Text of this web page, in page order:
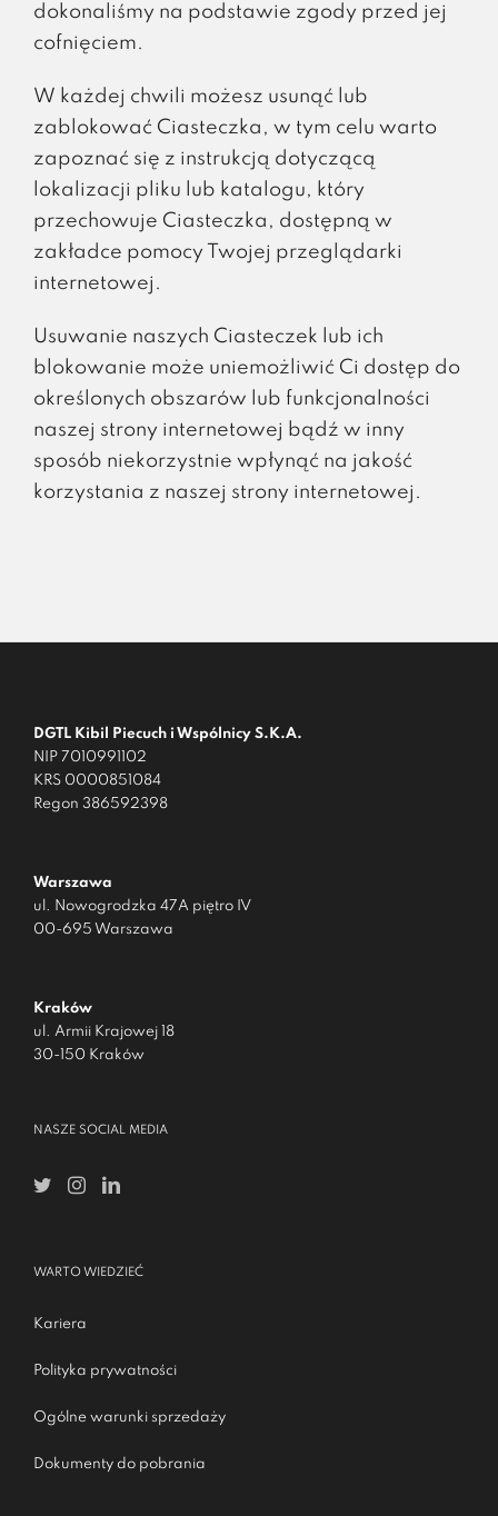
dokonaliśmy na podstawie zgody przed jej
cofnięciem.
W każdej chwili możesz usunąć lub
zablokować Ciasteczka, w tym celu warto
zapoznać się z instrukcją dotyczącą
lokalizacji pliku lub katalogu, który
przechowuje Ciasteczka, dostępną w
zakładce pomocy Twojej przeglądarki
internetowej.
Usuwanie naszych Ciasteczek lub ich
blokowanie może uniemożliwić Ci dostęp do
określonych obszarów lub funkcjonalności
naszej strony internetowej bądź w inny
sposób niekorzystnie wpłynąć na jakość
korzystania z naszej strony internetowej.
DGTL Kibil Piecuch i Wspólnicy S.K.A.
NIP 7010991102
KRS 0000851084
Regon 386592398
Warszawa
ul. Nowogrodzka 47A piętro IV
00-695 Warszawa
Kraków
ul. Armii Krajowej 18
30-150 Kraków
NASZE SOCIAL MEDIA
WARTO WIEDZIEĆ
Kariera
Polityka prywatności
Ogólne warunki sprzedaży
Dokumenty do pobrania